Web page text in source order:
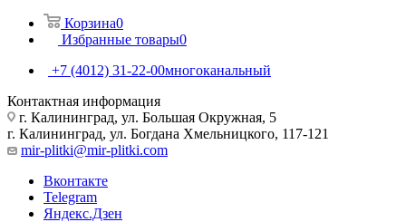
Корзина0
Избранные товары0
+7 (4012) 31-22-00многоканальный
Контактная информация
г. Калининград, ул. Большая Окружная, 5
г. Калининград, ул. Богдана Хмельницкого, 117-121
mir-plitki@mir-plitki.com
Вконтакте
Telegram
Яндекс.Дзен